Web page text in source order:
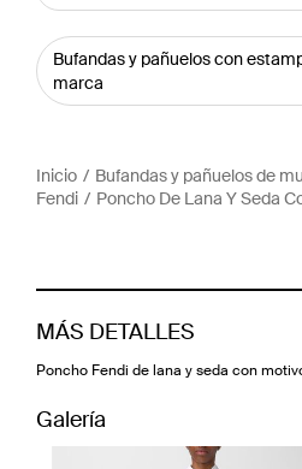
Bufandas y pañuelos con
marca
Inicio Bufandas y pañuelos de
Fendi
Poncho De Lana Y Seda
MÁS DETALLES
Poncho Fendi de lana y seda con
Galería